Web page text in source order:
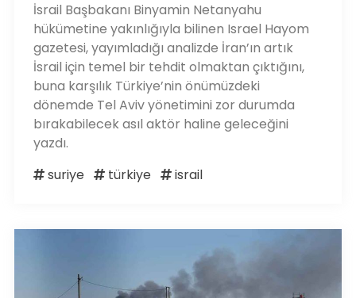
İsrail Başbakanı Binyamin Netanyahu
hükümetine yakınlığıyla bilinen Israel Hayom
gazetesi, yayımladığı analizde İran’ın artık
İsrail için temel bir tehdit olmaktan çıktığını,
buna karşılık Türkiye’nin önümüzdeki
dönemde Tel Aviv yönetimini zor durumda
bırakabilecek asıl aktör haline geleceğini
yazdı.
suriye
türkiye israil